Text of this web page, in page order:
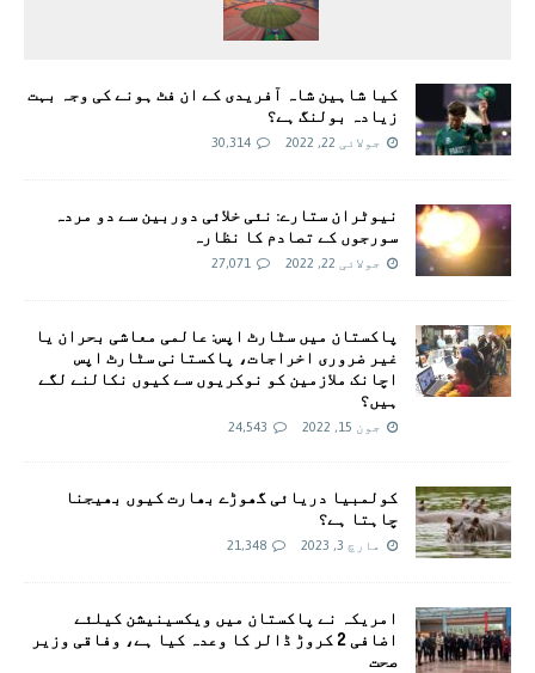
کیا شاہین شاہ آفریدی کے ان فٹ ہونے کی وجہ بہت
زیادہ بولنگ ہے؟
جولائی 22, 2022 30,314
نیوٹران ستارے: نئی خلائی دوربین سے دو مردہ
سورجوں کے تصادم کا نظارہ
جولائی 22, 2022 27,071
پاکستان میں سٹارٹ اپس: عالمی معاشی بحران یا
غیر ضروری اخراجات، پاکستانی سٹارٹ اپس
اچانک ملازمین کو نوکریوں سے کیوں نکالنے لگے
ہیں؟
جون 15, 2022 24,543
کولمبیا دریائی گھوڑے بھارت کیوں بھیجنا
چاہتا ہے؟
مارچ 3, 2023 21,348
امريکہ نے پاکستان میں ویکسینیشن کیلئے
اضافی 2 کروڑ ڈالر کا وعدہ کیا ہے، وفاقی وزیر
صحت